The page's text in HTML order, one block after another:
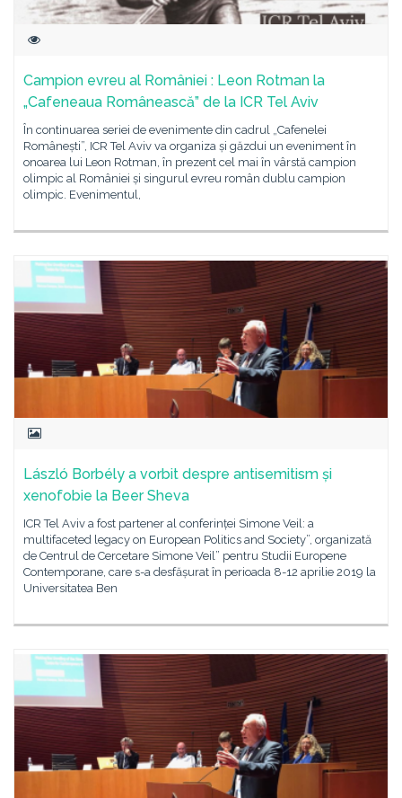
Campion evreu al României : Leon Rotman la
„Cafeneaua Românească” de la ICR Tel Aviv
În continuarea seriei de evenimente din cadrul „Cafenelei
Românești”, ICR Tel Aviv va organiza și găzdui un eveniment în
onoarea lui Leon Rotman, în prezent cel mai în vârstă campion
olimpic al României și singurul evreu român dublu campion
olimpic. Evenimentul,
László Borbély a vorbit despre antisemitism și
xenofobie la Beer Sheva
ICR Tel Aviv a fost partener al conferinței Simone Veil: a
multifaceted legacy on European Politics and Society”, organizată
de Centrul de Cercetare Simone Veil” pentru Studii Europene
Contemporane, care s-a desfășurat în perioada 8-12 aprilie 2019 la
Universitatea Ben